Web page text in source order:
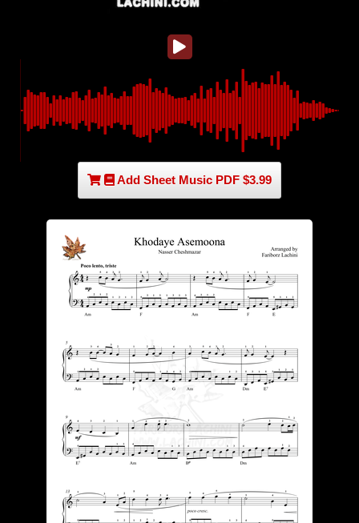
Add Sheet Music PDF $3.99